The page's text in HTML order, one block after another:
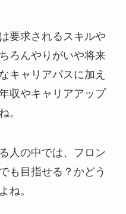
要求されるスキルや
ろんやりがいや将来
キャリアパスに加え
収やキャリアアップ
。
人の中では、フロン
も目指せる？かどう
ね。